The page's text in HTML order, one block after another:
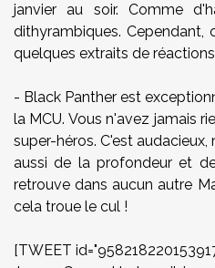
janvier au soir. Comme
dithyrambiques. Cependant,
quelques extraits de
- Black Panther est
la MCU. Vous n'avez jamais
super-héros. C'est
aussi de la profondeur et
retrouve dans aucun autre
cela troue le cul !
[TWEET